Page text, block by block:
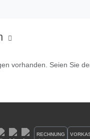
vorhanden. Seien Sie
RECHNUNG